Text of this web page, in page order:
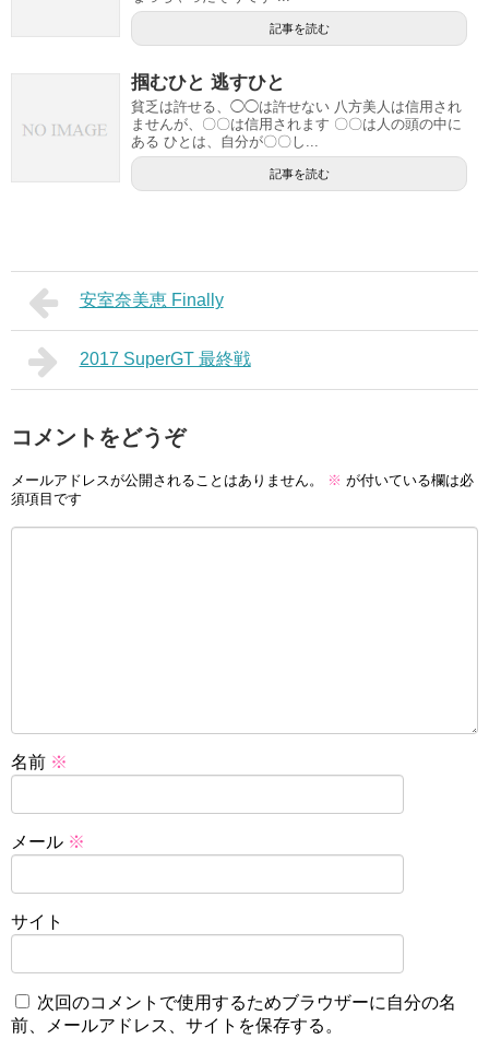
記事を読む
掴むひと 逃すひと
貧乏は許せる、◯◯は許せない 八方美人は信用され
ませんが、〇〇は信用されます 〇〇は人の頭の中に
ある ひとは、自分が〇〇し...
記事を読む
安室奈美恵 Finally
2017 SuperGT 最終戦
コメントをどうぞ
メールアドレスが公開されることはありません。 ※ が付いている欄は必
須項目です
名前 ※
メール ※
サイト
次回のコメントで使用するためブラウザーに自分の名
前、メールアドレス、サイトを保存する。